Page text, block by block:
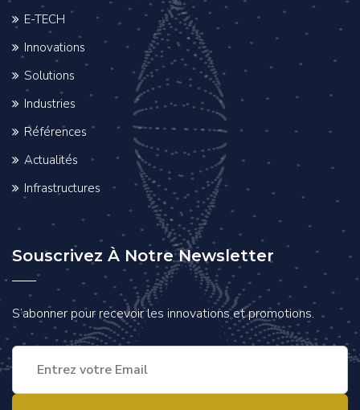
E-TECH
Innovations
Solutions
Industries
Références
Actualités
Infrastructures
Souscrivez À Notre Newsletter
S’abonner pour recevoir les innovations et promotions.